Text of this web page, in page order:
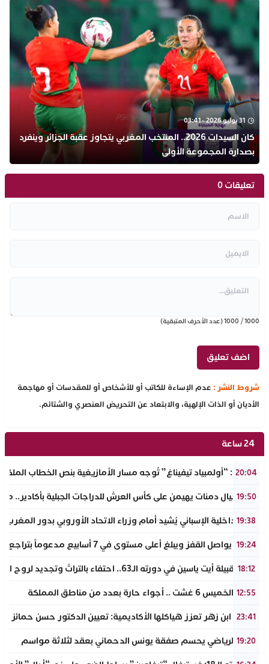
31 يوليو 2026 - 03:41
كان السيدات 2026.. المنتخب المغربي يتجاوز عقبة الجزائر وينفرد
بصدارة المجموعة الأولى
تعليقات 0
1000
/
1000(عدد الأحرف المتبقية)
شروط النشر : عدم الإساءة للكاتب أو للأشخاص أو للمقدسات أو مهاجمة
الأديان أو الذات الإلهية، والابتعاد عن التحريض العنصري والشتائم.
24 ساعة
20:04
تفراوت: “أولمبياد تيفيناغ” تُوجه مسار الأمازيغية بنص الخطاب الملكي
19:50
نادي أجيال دمنات يهيمن على كأس العرش للدراجات الجبلية بأكادير..
19:38
وزير الداخلية الإسباني يُشيد أمام وزراء الاتحاد الأوروبي بدور
19:24
الذهب يواصل القفز ويبلغ أعلى مستوى في 7 أسابيع مدعوماً بتراجع الدولار وانخفاض عوائد السندات
18:12
ملتقى قبيلة أيت ياسين في دورته الـ63.. احتفاء بالتراث وتجديد لروح الانتماء الوطني
12:55
طقس الخميس 6 غشت .. أجواء حارة بعدد من مناطق المملكة
23:41
جامعة ابن زهر تعزز هياكلها الأكاديمية: تعيين الدكتور حسن حمائز
19:20
الرجاء الرياضي يحسم صفقة يونس الدحماني بعقد لثلاثة مواسم